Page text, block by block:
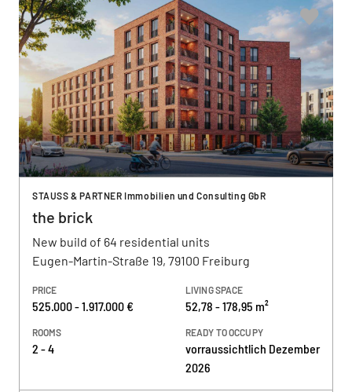
STAUSS & PARTNER Immobilien und Consulting GbR
the brick
New build of 64 residential units
Eugen-Martin-Straße 19, 79100 Freiburg
PRICE
525.000 - 1.917.000 €
LIVING SPACE
52,78 - 178,95 m²
ROOMS
2 - 4
READY TO OCCUPY
vorraussichtlich Dezember
2026